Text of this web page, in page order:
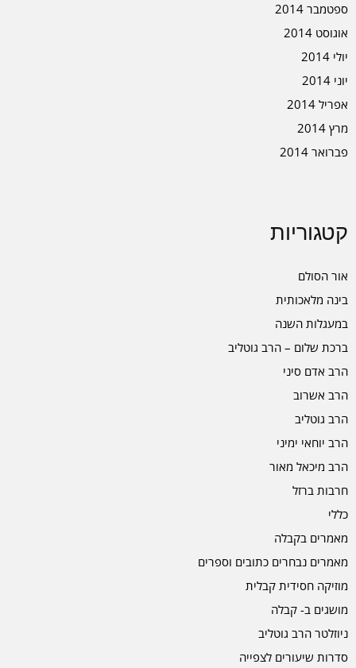
ספטמבר 2014
אוגוסט 2014
יולי 2014
יוני 2014
אפריל 2014
מרץ 2014
פברואר 2014
קטגוריות
אור הסולם
בינה מלאכותית
במעגלות השנה
ברכת שלום – הרב גוטליב
הרב אדם סיני
הרב אשרוב
הרב גוטליב
הרב יוחאי ימיני
הרב מיכאל מאור
חרבות ברזל
כללי
מאמרים בקבלה
מאמרים נבחרים כתובים וספרים
מוזיקה חסידית קבלית
מושגים ב- קבלה
ניוזלטר הרב גוטליב
סדרות שיעורים לצפייה